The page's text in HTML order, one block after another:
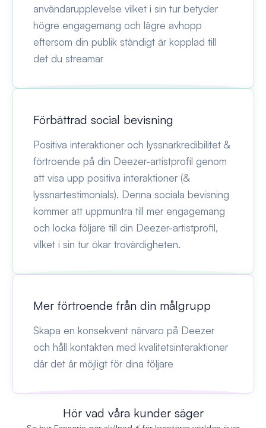
användarupplevelse vilket i sin tur betyder
högre engagemang och lägre avhopp
eftersom din publik ständigt är kopplad till
det du streamar
Förbättrad social bevisning
Positiva interaktioner och lyssnarkredibilitet &
förtroende på din Deezer-artistprofil genom
att visa upp positiva interaktioner (&
lyssnartestimonials). Denna sociala bevisning
kommer att uppmuntra till mer engagemang
och locka följare till din Deezer-artistprofil,
vilket i sin tur ökar trovärdigheten.
Mer förtroende från din målgrupp
Skapa en konsekvent närvaro på Deezer
och håll kontakten med kvalitetsinteraktioner
där det är möjligt för dina följare
Hör vad våra kunder säger